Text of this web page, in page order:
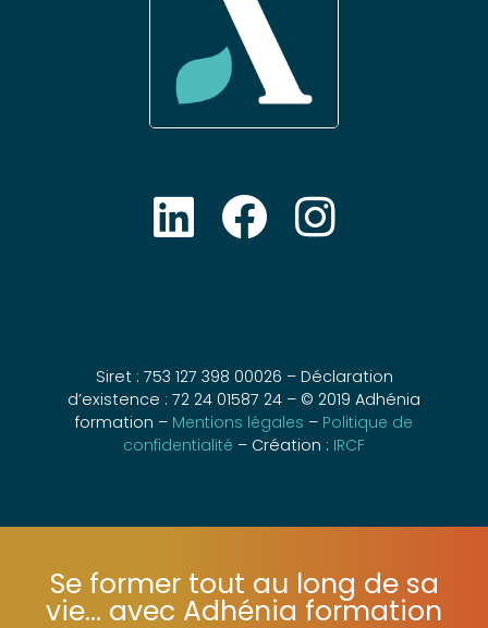
Siret : 753 127 398 00026 – Déclaration
d’existence : 72 24 01587 24 – © 2019 Adhénia
formation –Mentions légales– Politique de
Se former tout au long de sa